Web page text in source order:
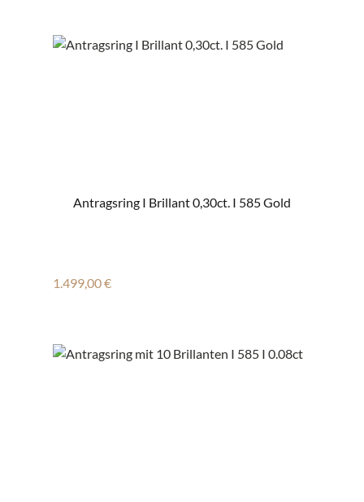
Antragsring I Brillant 0,30ct. I 585 Gold
Regulärer Preis:
1.499,00 €